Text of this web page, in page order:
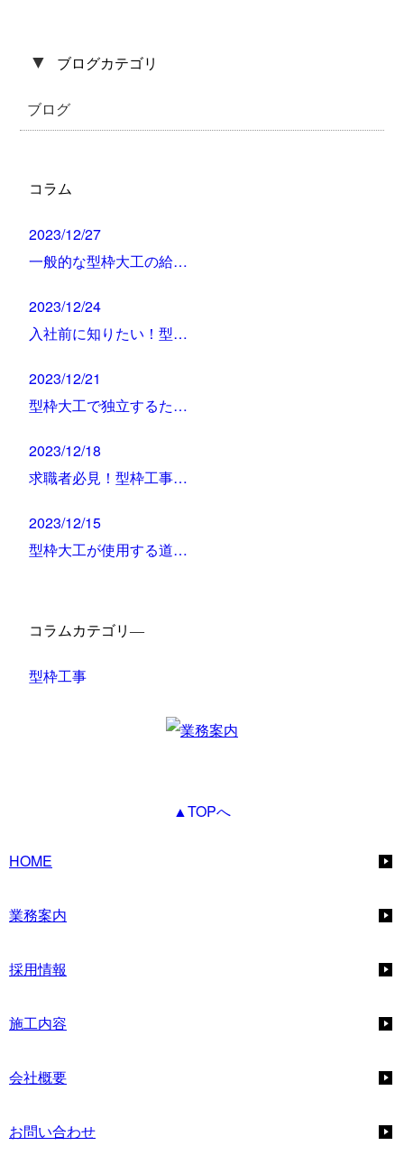
▼ ブログカテゴリ
ブログ
コラム
2023/12/27
一般的な型枠大工の給…
2023/12/24
入社前に知りたい！型…
2023/12/21
型枠大工で独立するた…
2023/12/18
求職者必見！型枠工事…
2023/12/15
型枠大工が使用する道…
コラムカテゴリ―
型枠工事
▲TOPへ
HOME
業務案内
採用情報
施工内容
会社概要
お問い合わせ